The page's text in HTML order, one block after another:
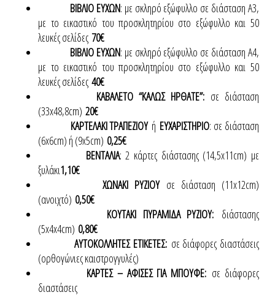
ΒΙΒΛΙΟ ΕΥΧΩΝ: με σκληρό εξώφυλλο σε διάσταση Α3,
με το εικαστικό του προσκλητηρίου στο εξώφυλλο και 50
λευκές σελίδες 70€
ΒΙΒΛΙΟ ΕΥΧΩΝ: με σκληρό εξώφυλλο σε διάσταση Α4,
με το εικαστικό του προσκλητηρίου στο εξώφυλλο και 50
λευκές σελίδες40€
ΚΑΒΑΛΕΤΟ “ΚΑΛΩΣ ΗΡΘΑΤΕ”: σε διάσταση
(33x48,8cm)20€
ΚΑΡΤΕΛΑΚΙ ΤΡΑΠΕΖΙΟΥ ή ΕΥΧΑΡΙΣΤΗΡΙΟ: σε διάσταση
(6x6cm) ή (9x5cm) 0,25€
ΒΕΝΤΑΛΙΑ: 2 κάρτες διάστασης (14,5x11cm) με
ξυλάκι1,10€
ΧΩΝΑΚΙ ΡΥΖΙΟΥ σε διάσταση (11x12cm)
(ανοιχτό) 0,50€
ΚΟΥΤΑΚΙ ΠΥΡΑΜΙΔΑ ΡΥΖΙΟΥ: διάστασης
(5x4x4cm) 0,80€
ΑΥΤΟΚΟΛΛΗΤΕΣ ΕΤΙΚΕΤΕΣ: σε διάφορες διαστάσεις
(ορθογώνιες καιστρογγυλές)
ΚΑΡΤΕΣ – ΑΦΙΣΕΣ ΓΙΑ ΜΠΟΥΦΕ: σε διάφορες
διαστάσεις